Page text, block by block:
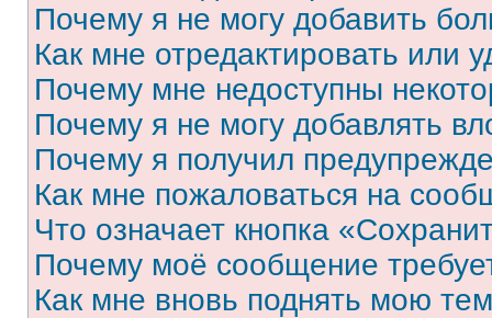
Почему я не могу добавить
Как мне отредактировать или
Почему мне недоступны
Почему я не могу добавлять
Почему я получил
Как мне пожаловаться на
Что означает кнопка
Почему моё сообщение
Как мне вновь поднять мою